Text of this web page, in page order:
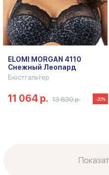
ELOMI MORGAN 4110
Снежный Леопард
Бюстгальтер
11 064 р. 13 830 р. -20%